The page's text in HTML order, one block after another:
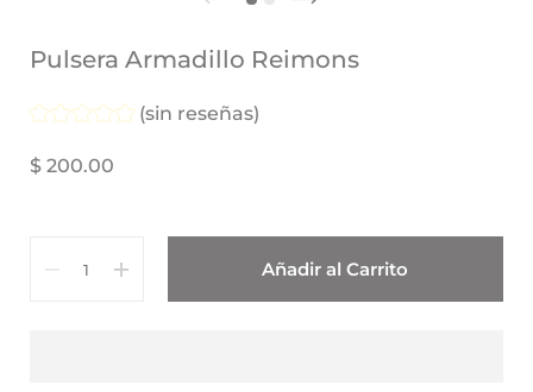
Pulsera Armadillo Reimons
(sin reseñas)
$ 200.00
Añadir al Carrito